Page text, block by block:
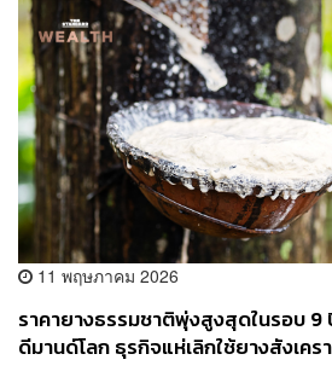
11 พฤษภาคม 2026
ราคายางธรรมชาติพุ่งสูงสุดในรอบ
ดีมานด์โลก ธุรกิจแห่เลิกใช้ยางสังเคร